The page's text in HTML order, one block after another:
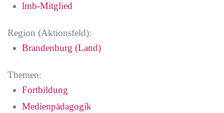
lmb-Mitglied
Region (Aktionsfeld):
Brandenburg (Land)
Themen:
Fortbildung
Medienpädagogik